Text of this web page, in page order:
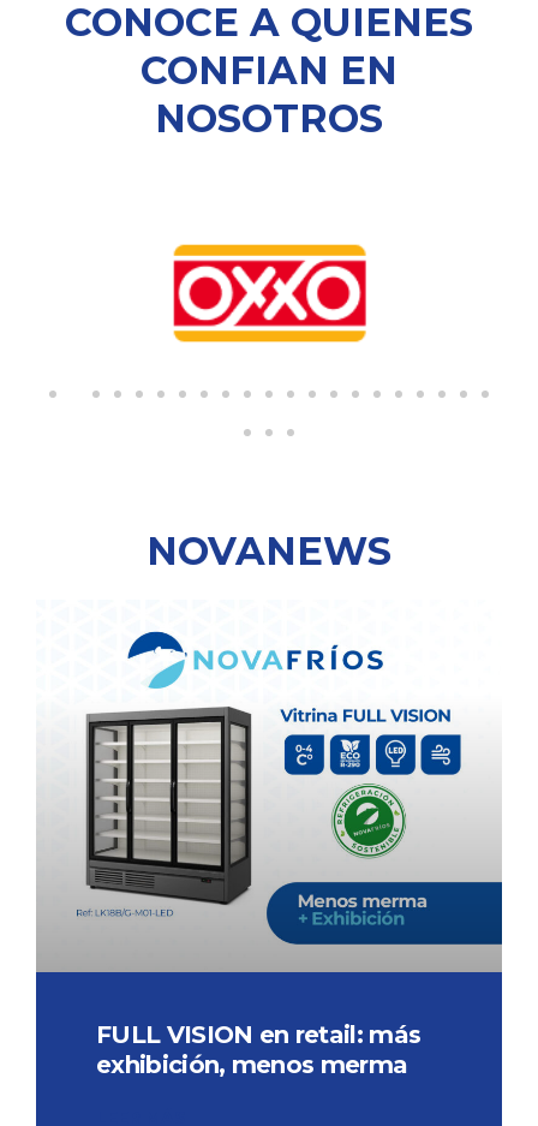
CONOCE A QUIENES
CONFIAN EN
NOSOTROS
NOVANEWS
FULL VISION en retail: más
exhibición, menos merma